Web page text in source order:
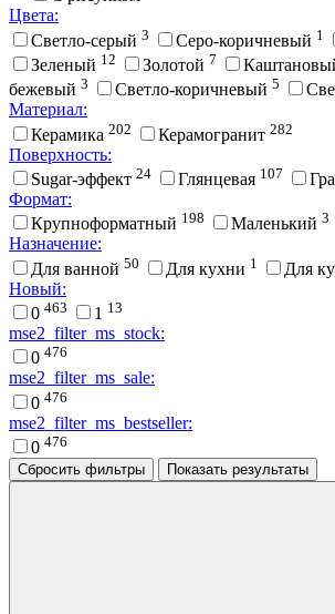
Цвета:
Cветло-серый 3 Cеро-коричневый 1
Зеленый 12 Золотой 7
бежевый 3 Светло-коричневый 5
Материал:
Керамика 202 Керамогранит 282
Поверхность:
Sugar-эффект 24 Глянцевая 107
Формат:
Крупноформатный 198 Маленький 3
Назначение:
Для ванной 50 Для кухни 1 Для
Новый:
0 463 1 13
mse2_filter_ms_stock:
0 476
mse2_filter_ms_sale:
0 476
mse2_filter_ms_bestseller:
0 476
Сбросить фильтры
Показать результаты